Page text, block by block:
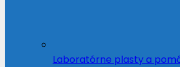
Laboratórne plasty a